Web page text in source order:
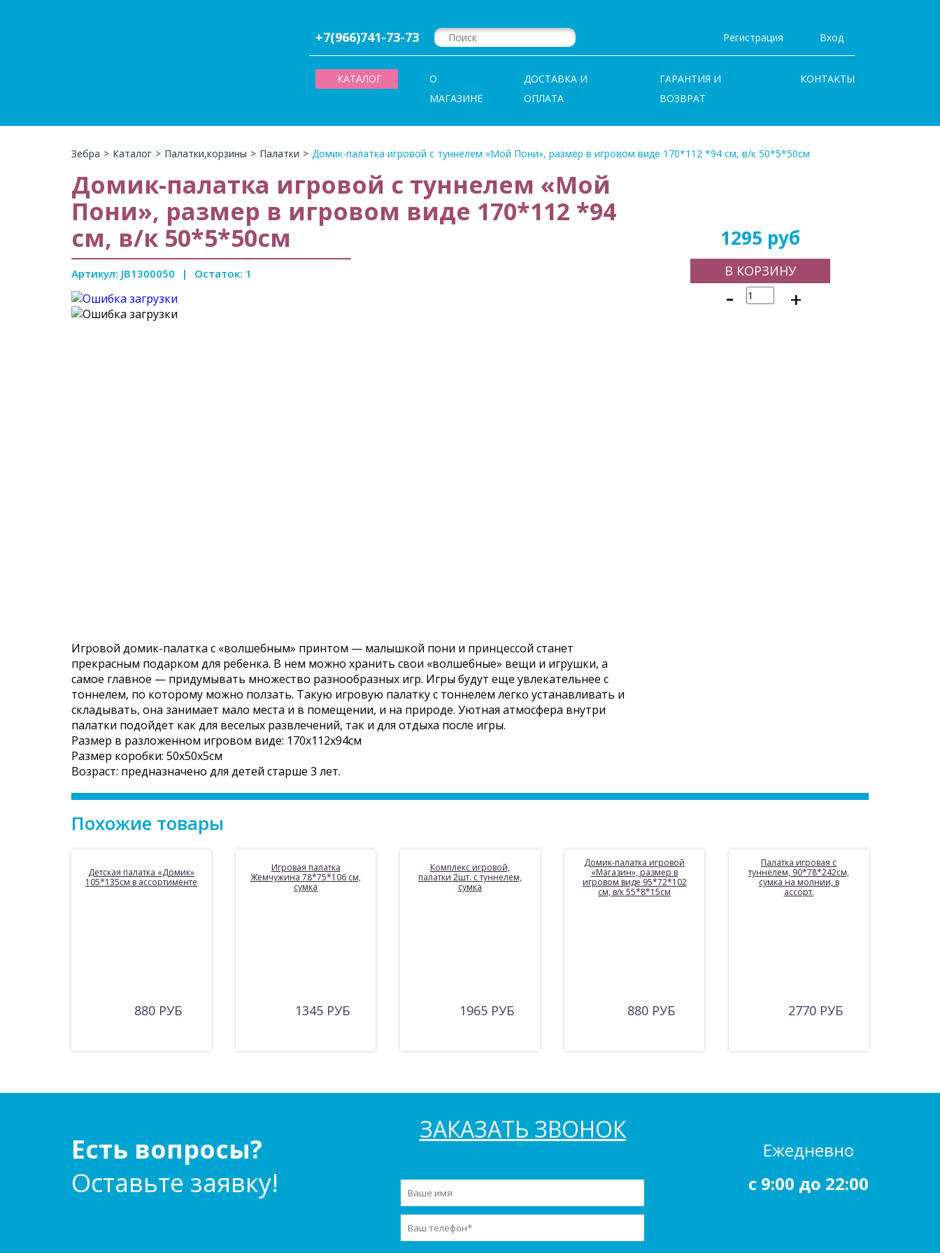
+7(966)741-73-73 Регистрация Вход
КАТАЛОГ
О
МАГАЗИНЕ
ДОСТАВКА И
ОПЛАТА
ГАРАНТИЯ И
ВОЗВРАТ
КОНТАКТЫ
Зебра > Каталог > Палатки,корзины > Палатки > Домик-палатка игровой с туннелем «Мой Пони», размер в игровом виде 170*112 *94 см, в/к 50*5*50см
Домик-палатка игровой с туннелем «Мой
Пони», размер в игровом виде 170*112 *94
см, в/к 50*5*50см
Артикул: JB1300050 | Остаток: 1
Игровой домик-палатка с «волшебным» принтом — малышкой пони и принцессой станет
прекрасным подарком для ребенка. В нем можно хранить свои «волшебные» вещи и игрушки, а
самое главное — придумывать множество разнообразных игр. Игры будут еще увлекательнее с
тоннелем, по которому можно ползать. Такую игровую палатку с тоннелем легко устанавливать и
складывать, она занимает мало места и в помещении, и на природе. Уютная атмосфера внутри
палатки подойдет как для веселых развлечений, так и для отдыха после игры.
Размер в разложенном игровом виде: 170х112х94см
Размер коробки: 50х50х5см
Возраст: предназначено для детей старше 3 лет.
1295 руб
В КОРЗИНУ
- +
Похожие товары
Детская палатка «Домик»
105*135см в ассортименте
880 РУБ
Игровая палатка
Жемчужина 78*75*106 см,
сумка
1345 РУБ
Комплекс игровой,
палатки 2шт. с туннелем,
сумка
1965 РУБ
Домик-палатка игровой
«Магазин», размер в
игровом виде 95*72*102
см, в/к 55*8*15см
880 РУБ
Палатка игровая с
туннелем, 90*78*242см,
сумка на молнии, в
ассорт.
2770 РУБ
Есть вопросы?
Оставьте заявку!
ЗАКАЗАТЬ ЗВОНОК
Ежедневно
c 9:00 до 22:00